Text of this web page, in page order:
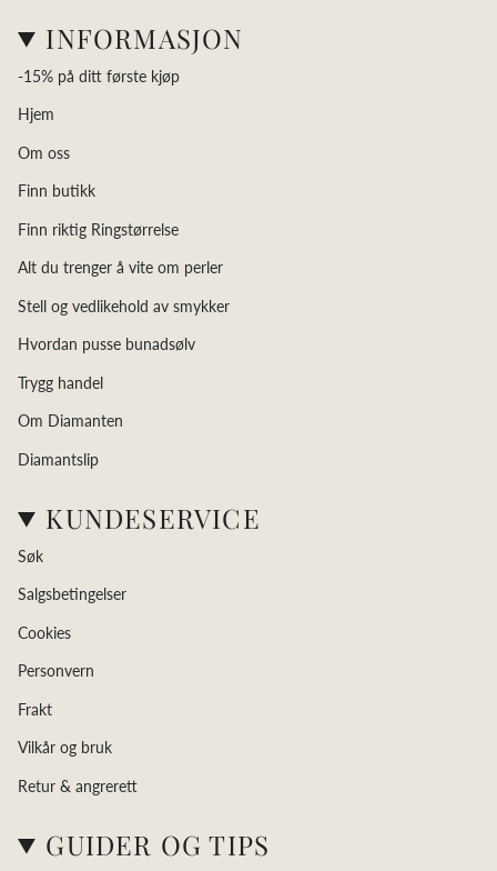
INFORMASJON
-15% på ditt første kjøp
Hjem
Om oss
Finn butikk
Finn riktig Ringstørrelse
Alt du trenger å vite om perler
Stell og vedlikehold av smykker
Hvordan pusse bunadsølv
Trygg handel
Om Diamanten
Diamantslip
KUNDESERVICE
Søk
Salgsbetingelser
Cookies
Personvern
Frakt
Vilkår og bruk
Retur & angrerett
GUIDER OG TIPS